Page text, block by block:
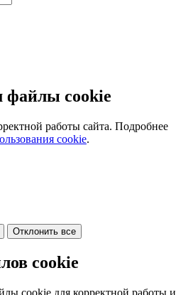
файлы cookie
работы сайта. Подробнее
cookie.
Отклонить все
cookie
cookie для корректной работы и